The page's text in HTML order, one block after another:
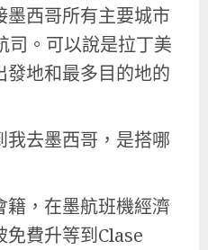
西哥所有主要城市
司。可以說是拉丁美
發地和最多目的地的
去墨西哥，是搭哪
，在墨航班機經濟
費升等到Clase